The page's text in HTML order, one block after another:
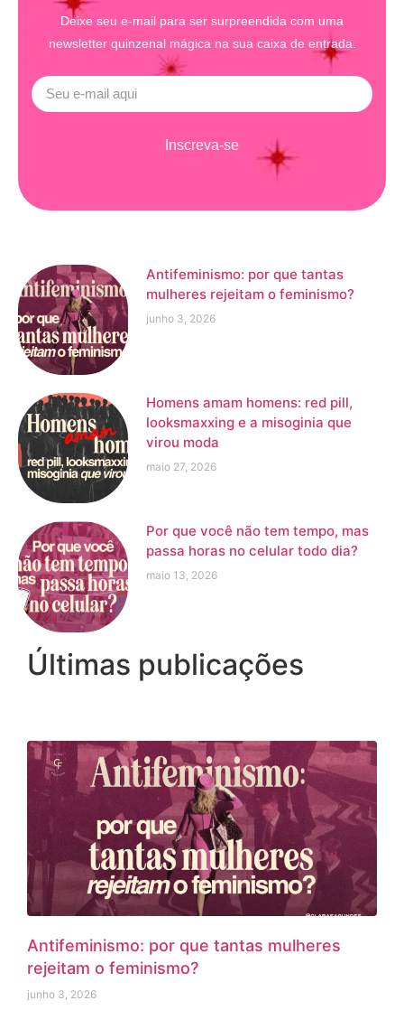
Deixe seu e-mail para ser surpreendida com uma
newsletter quinzenal mágica na sua caixa de entrada.
Inscreva-se
Antifeminismo: por que tantas
mulheres rejeitam o feminismo?
junho 3, 2026
Homens amam homens: red pill,
looksmaxxing e a misoginia que
virou moda
maio 27, 2026
Por que você não tem tempo, mas
passa horas no celular todo dia?
maio 13, 2026
Últimas publicações
Antifeminismo: por que tantas mulheres
rejeitam o feminismo?
junho 3, 2026